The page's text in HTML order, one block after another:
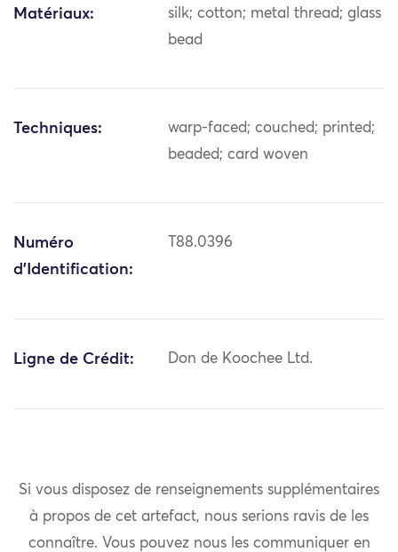
Matériaux:
silk; cotton; metal thread; glass
bead
Techniques:
warp-faced; couched; printed;
beaded; card woven
Numéro
d'Identification:
T88.0396
Ligne de Crédit: Don de Koochee Ltd.
Si vous disposez de renseignements supplémentaires
à propos de cet artefact, nous serions ravis de les
connaître. Vous pouvez nous les communiquer en